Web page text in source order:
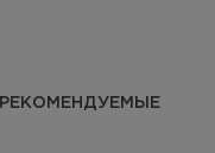
РЕКОМЕНДУЕМЫЕ